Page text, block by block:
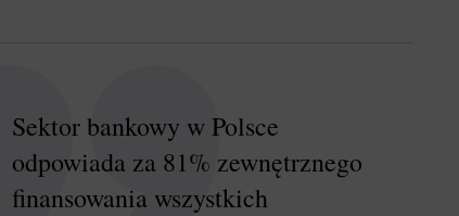
Sektor bankowy w Polsce
odpowiada za 81% zewnętrznego
finansowania wszystkich